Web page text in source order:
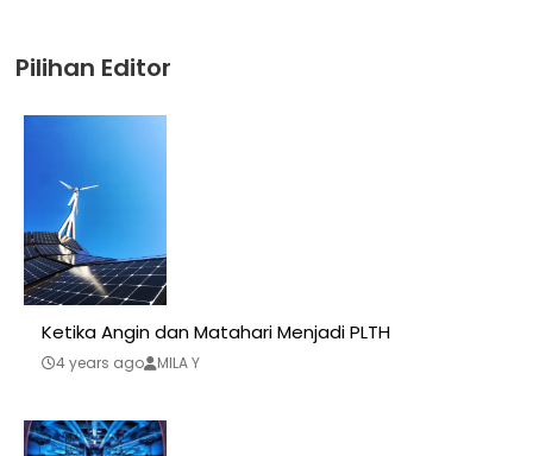
Pilihan Editor
Ketika Angin dan Matahari Menjadi PLTH
4 years ago MILA Y